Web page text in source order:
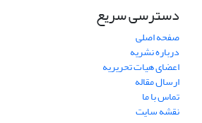
دسترسی سریع
صفحه اصلی
درباره نشریه
اعضای هیات تحریریه
ارسال مقاله
تماس با ما
نقشه سایت